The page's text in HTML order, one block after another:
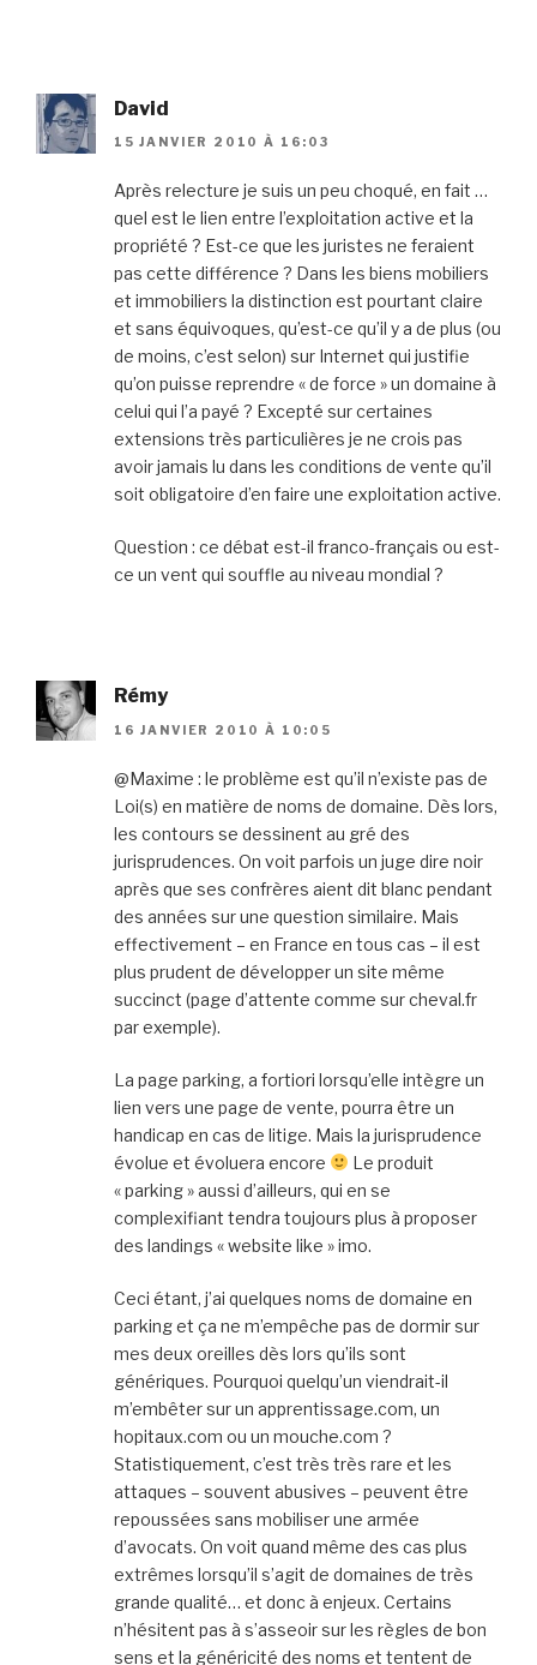
David
15 JANVIER 2010 À 16:03
Après relecture je suis un peu choqué, en fait …
quel est le lien entre l’exploitation active et la
propriété ? Est-ce que les juristes ne feraient
pas cette différence ? Dans les biens mobiliers
et immobiliers la distinction est pourtant claire
et sans équivoques, qu’est-ce qu’il y a de plus (ou
de moins, c’est selon) sur Internet qui justifie
qu’on puisse reprendre « de force » un domaine à
celui qui l’a payé ? Excepté sur certaines
extensions très particulières je ne crois pas
avoir jamais lu dans les conditions de vente qu’il
soit obligatoire d’en faire une exploitation active.
Question : ce débat est-il franco-français ou est-
ce un vent qui souffle au niveau mondial ?
Rémy
16 JANVIER 2010 À 10:05
@Maxime : le problème est qu’il n’existe pas de
Loi(s) en matière de noms de domaine. Dès lors,
les contours se dessinent au gré des
jurisprudences. On voit parfois un juge dire noir
après que ses confrères aient dit blanc pendant
des années sur une question similaire. Mais
effectivement – en France en tous cas – il est
plus prudent de développer un site même
succinct (page d’attente comme sur cheval.fr
par exemple).
La page parking, a fortiori lorsqu’elle intègre un
lien vers une page de vente, pourra être un
handicap en cas de litige. Mais la jurisprudence
évolue et évoluera encore
Le produit
« parking » aussi d’ailleurs, qui en se
complexifiant tendra toujours plus à proposer
des landings « website like » imo.
Ceci étant, j’ai quelques noms de domaine en
parking et ça ne m’empêche pas de dormir sur
mes deux oreilles dès lors qu’ils sont
génériques. Pourquoi quelqu’un viendrait-il
m’embêter sur un apprentissage.com, un
hopitaux.com ou un mouche.com ?
Statistiquement, c’est très très rare et les
attaques – souvent abusives – peuvent être
repoussées sans mobiliser une armée
d’avocats. On voit quand même des cas plus
extrêmes lorsqu’il s’agit de domaines de très
grande qualité… et donc à enjeux. Certains
n’hésitent pas à s’asseoir sur les règles de bon
sens et la généricité des noms et tentent de